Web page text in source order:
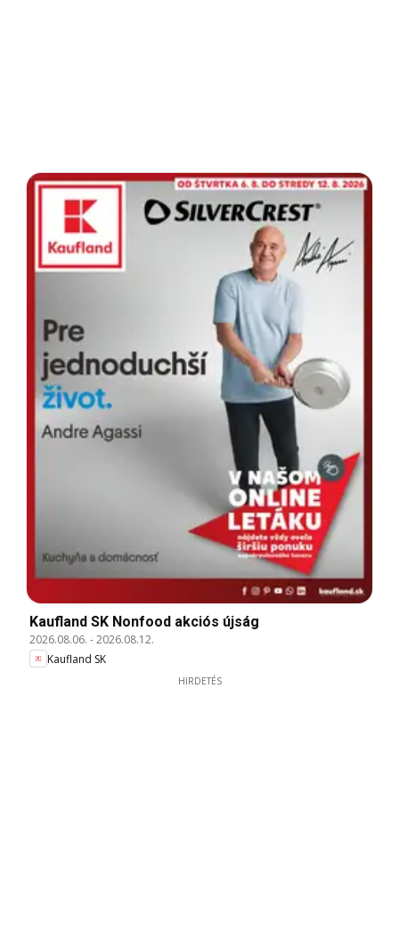
Kaufland SK Nonfood akciós újság
2026.08.06. -2026.08.12.
Kaufland SK
HIRDETÉS